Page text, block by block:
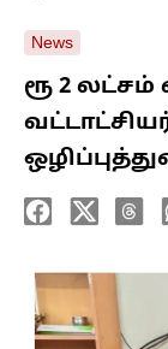
News
ரூ 2